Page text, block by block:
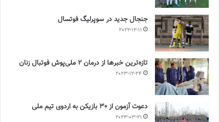
جنجال جدید در سوپرلیگ فوتسال
2022-12-11
تازه‌ترین خبرها از درمان ۲ ملی‌پوش فوتبال زنان
2023-12-24
دعوت آزمون از 30 بازیکن به اردوی تیم ملی
2023-03-21